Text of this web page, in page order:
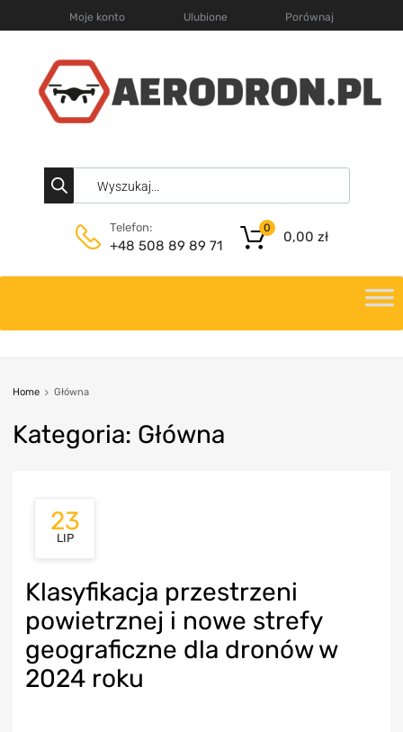
Moje konto Ulubione Porównaj
Telefon:
+48 508 89 89 71
0,00 zł
0
Home Główna
Kategoria: Główna
23
LIP
Klasyfikacja przestrzeni
powietrznej i nowe strefy
geograficzne dla dronów w
2024 roku